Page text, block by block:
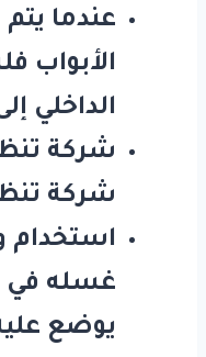
عندما
الأبواب
الداخلي
شركة
شركة
استخدام
غسله في
يوضع